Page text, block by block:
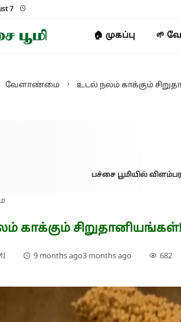
7
🏠 முகப்பு 🌱
வேளாண்மை உடல் நலம் காக்கும்
பச்சை பூமியில்
காக்கும் சிறுதானியங்கள்!
9 months ago3 months ago 682